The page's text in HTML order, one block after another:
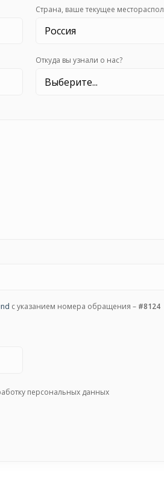
Cтрана, ваше текущее
Откуда вы узнали о нас?
с указанием номера обращения – #8124
персональных данных